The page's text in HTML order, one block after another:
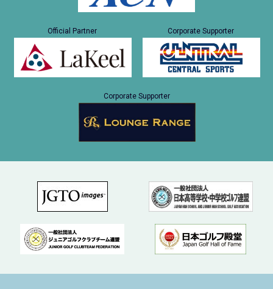
Official Partner Corporate Supporter
Corporate Supporter